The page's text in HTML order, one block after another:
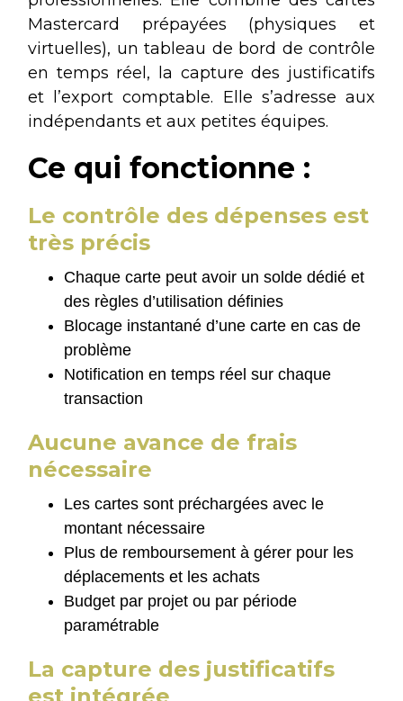
Mastercard prépayées (physiques et
virtuelles), un tableau de bord de contrôle
en temps réel, la capture des justificatifs
et l’export comptable. Elle s’adresse aux
indépendants et aux petites équipes.
Ce qui fonctionne :
Le contrôle des dépenses est
très précis
Chaque carte peut avoir un solde dédié et
des règles d’utilisation définies
Blocage instantané d’une carte en cas de
problème
Notification en temps réel sur chaque
transaction
Aucune avance de frais
nécessaire
Les cartes sont préchargées avec le
montant nécessaire
Plus de remboursement à gérer pour les
déplacements et les achats
Budget par projet ou par période
paramétrable
La capture des justificatifs